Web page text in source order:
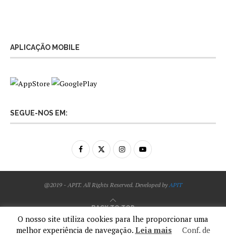
APLICAÇÃO MOBILE
SEGUE-NOS EM:
@2019 - APIT. All Rights Reserved. Developed by APIT
BACK TO TOP
O nosso site utiliza cookies para lhe proporcionar uma
melhor experiência de navegação. Leia mais Conf. de